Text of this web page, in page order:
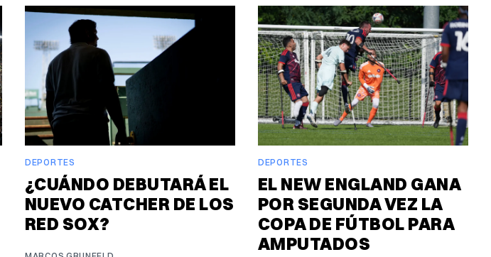
DEPORTES
¿CUÁNDO DEBUTARÁ EL
NUEVO CATCHER DE LOS
RED SOX?
DEPORTES
EL NEW ENGLAND GANA
POR SEGUNDA VEZ LA
COPA DE FÚTBOL PARA
AMPUTADOS